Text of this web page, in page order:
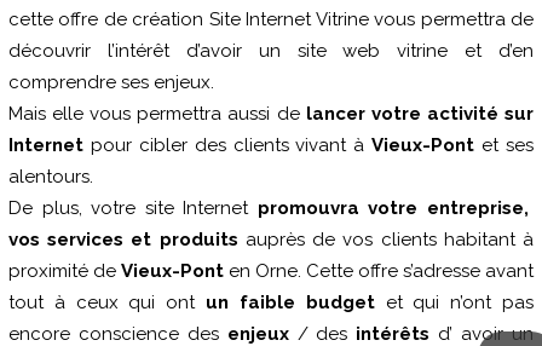
cette offre de création Site Internet Vitrine vous permettra de
découvrir l’intérêt d’avoir un site web vitrine et d’en
comprendre ses enjeux.
Mais elle vous permettra aussi de lancer votre activité sur
Internet pour cibler des clients vivant àVieux-Pont et ses
alentours.
De plus, votre site Internet promouvra votre entreprise,
vos services et produits auprès de vos clients habitant à
proximité de Vieux-Pont en Orne. Cette offre s’adresse avant
tout à ceux qui ont un faible budgetet qui n’ont pas
encore conscience des enjeux/ des intérêts d’ avoir un